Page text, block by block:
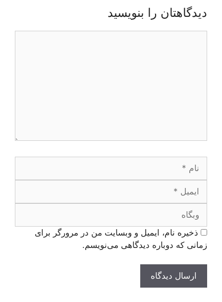
دیدگاهتان را بنویسید
ایمیل
وبگاه
ذخیره نام، ایمیل و وبسایت من در مرورگر برای
زمانی که دوباره دیدگاهی می‌نویسم.